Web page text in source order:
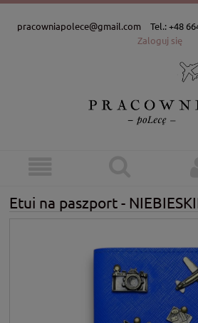
pracowniapolece@gmail.com Tel.: +48
Zaloguj się
Etui na paszport -